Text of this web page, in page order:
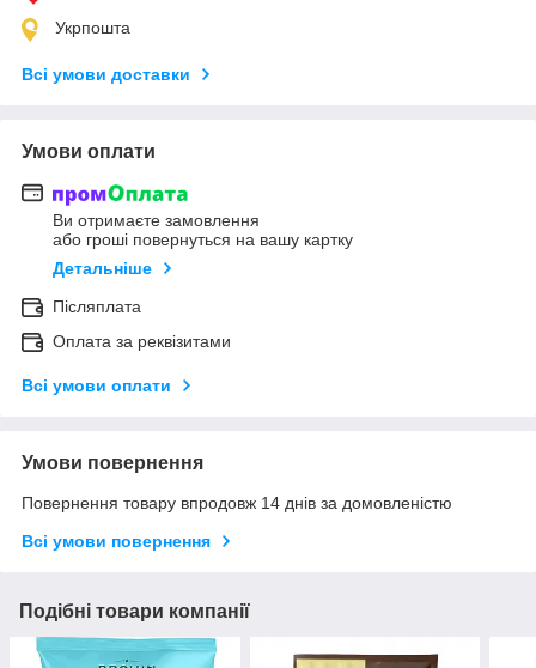
Укрпошта
Всі умови доставки
Умови оплати
Ви отримаєте замовлення
або гроші повернуться на вашу картку
Детальніше
Післяплата
Оплата за реквізитами
Всі умови оплати
Умови повернення
Повернення товару впродовж 14 днів за домовленістю
Всі умови повернення
Подібні товари компанії